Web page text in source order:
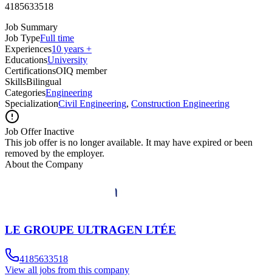
4185633518
Job Summary
Job TypeFull time
Experiences10 years +
EducationsUniversity
CertificationsOIQ member
SkillsBilingual
CategoriesEngineering
SpecializationCivil Engineering, Construction Engineering
Job Offer Inactive
This job offer is no longer available. It may have expired or been
removed by the employer.
About the Company
LE GROUPE ULTRAGEN LTÉE
4185633518
View all jobs from this company